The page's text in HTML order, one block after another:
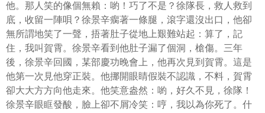
他。那人笑的像個無賴：喲！巧了不是？徐隊長，救人救到
底，收留一陣唄？徐景辛瘸著一條腿，滾字還沒出口，他卻
無所謂地笑了一聲，捂著肚子從地上艱難站起：算了，記
住，我叫賀霄。徐景辛看到他肚子漏了個洞，槍傷。三年
後，徐景辛回國，某部慶功晚會上，他再次見到賀霄。這是
他第一次見他穿正裝。他挪開眼睛假裝不認識，不料，賀霄
卻大大方方向他走來。他笑意盎然：喲，好久不見，徐隊！
徐景辛眼眶發酸，臉上卻不屑冷笑：哼，我以為你死了。什